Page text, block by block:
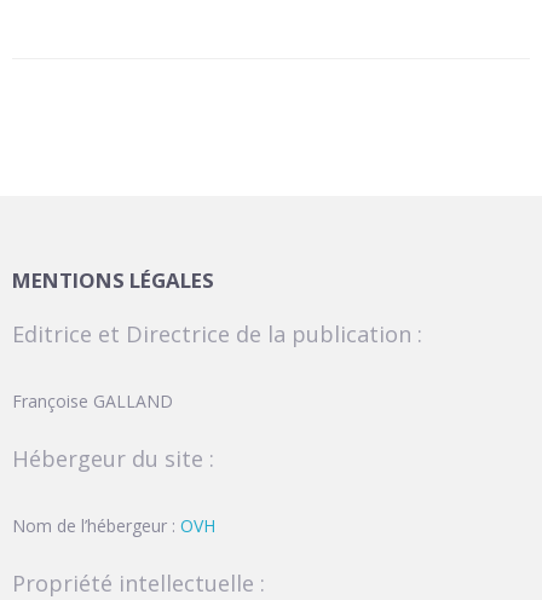
MENTIONS LÉGALES
Editrice et Directrice de la publication :
Françoise GALLAND
Hébergeur du site :
Nom de l’hébergeur : OVH
Propriété intellectuelle :